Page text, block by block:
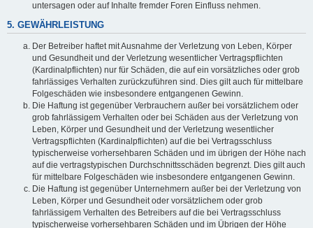
untersagen oder auf Inhalte fremder Foren Einfluss nehmen.
5. GEWÄHRLEISTUNG
Der Betreiber haftet mit Ausnahme der Verletzung von Leben, Körper
und Gesundheit und der Verletzung wesentlicher Vertragspflichten
(Kardinalpflichten) nur für Schäden, die auf ein vorsätzliches oder grob
fahrlässiges Verhalten zurückzuführen sind. Dies gilt auch für mittelbare
Folgeschäden wie insbesondere entgangenen Gewinn.
Die Haftung ist gegenüber Verbrauchern außer bei vorsätzlichem oder
grob fahrlässigem Verhalten oder bei Schäden aus der Verletzung von
Leben, Körper und Gesundheit und der Verletzung wesentlicher
Vertragspflichten (Kardinalpflichten) auf die bei Vertragsschluss
typischerweise vorhersehbaren Schäden und im übrigen der Höhe nach
auf die vertragstypischen Durchschnittsschäden begrenzt. Dies gilt auch
für mittelbare Folgeschäden wie insbesondere entgangenen Gewinn.
Die Haftung ist gegenüber Unternehmern außer bei der Verletzung von
Leben, Körper und Gesundheit oder vorsätzlichem oder grob
fahrlässigem Verhalten des Betreibers auf die bei Vertragsschluss
typischerweise vorhersehbaren Schäden und im Übrigen der Höhe